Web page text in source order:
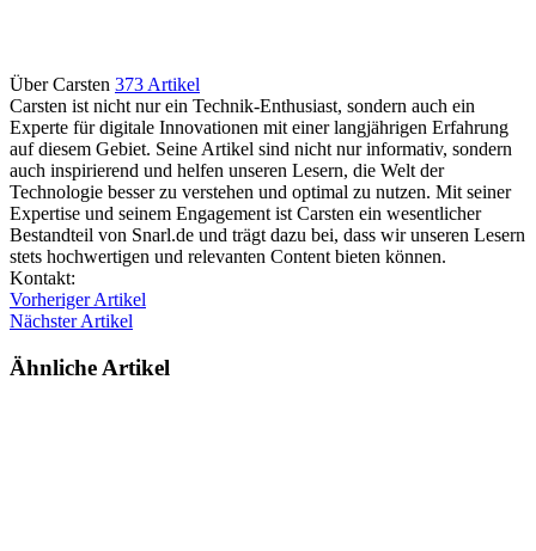
Über Carsten 373 Artikel
Carsten ist nicht nur ein Technik-Enthusiast, sondern auch ein
Experte für digitale Innovationen mit einer langjährigen Erfahrung
auf diesem Gebiet. Seine Artikel sind nicht nur informativ, sondern
auch inspirierend und helfen unseren Lesern, die Welt der
Technologie besser zu verstehen und optimal zu nutzen. Mit seiner
Expertise und seinem Engagement ist Carsten ein wesentlicher
Bestandteil von Snarl.de und trägt dazu bei, dass wir unseren Lesern
stets hochwertigen und relevanten Content bieten können.
Kontakt:
Vorheriger Artikel
Nächster Artikel
Ähnliche Artikel